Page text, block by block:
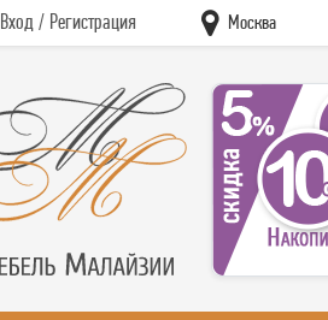
Вход / Регистрация Москва